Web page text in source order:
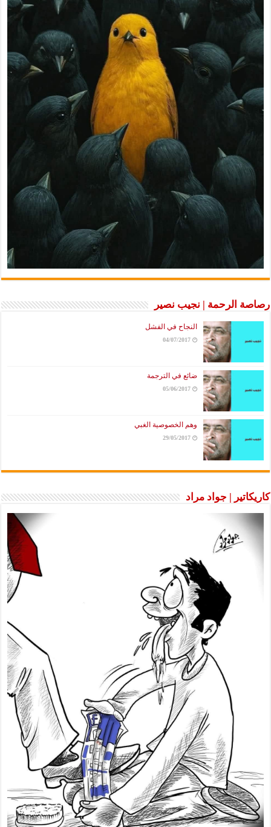
رصاصة الرحمة | نجيب نصير
النجاح في الفشل
04/07/2017
ضائع في الترجمة
05/06/2017
وهم الخصوصية الغبي
29/05/2017
كاريكاتير | جواد مراد